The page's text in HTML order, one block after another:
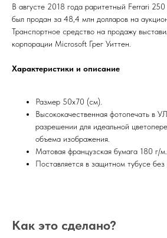
В августе 2018 года раритетный Ferrari
был продан за 48,4 млн долларов на
Транспортное средство на продажу
корпорации Microsoft Грег Уиттен.
Характеристики и описание
Размер 50х70 (см).
Высококачественная фотопечать в
разрешении для идеальной
объема изображения.
Матовая французская бумага 180 г/м.
Поставляется в защитном тубусе
Как это сделано?